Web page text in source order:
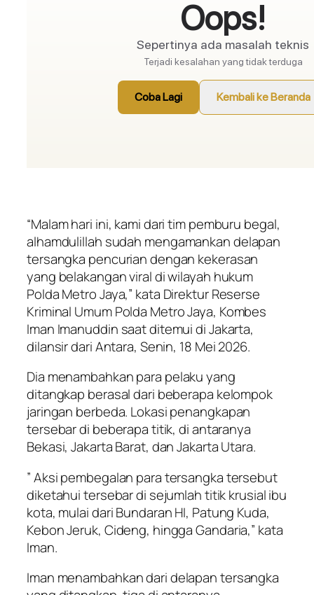
“Malam hari ini, kami dari tim pemburu begal,
alhamdulillah sudah mengamankan delapan
tersangka pencurian dengan kekerasan
yang belakangan viral di wilayah hukum
Polda Metro Jaya,” kata Direktur Reserse
Kriminal Umum Polda Metro Jaya, Kombes
Iman Imanuddin saat ditemui di Jakarta,
dilansir dari Antara, Senin, 18 Mei 2026.
Dia menambahkan para pelaku yang
ditangkap berasal dari beberapa kelompok
jaringan berbeda. Lokasi penangkapan
tersebar di beberapa titik, di antaranya
Bekasi, Jakarta Barat, dan Jakarta Utara.
” Aksi pembegalan para tersangka tersebut
diketahui tersebar di sejumlah titik krusial ibu
kota, mulai dari Bundaran HI, Patung Kuda,
Kebon Jeruk, Cideng, hingga Gandaria,” kata
Iman.
Iman menambahkan dari delapan tersangka